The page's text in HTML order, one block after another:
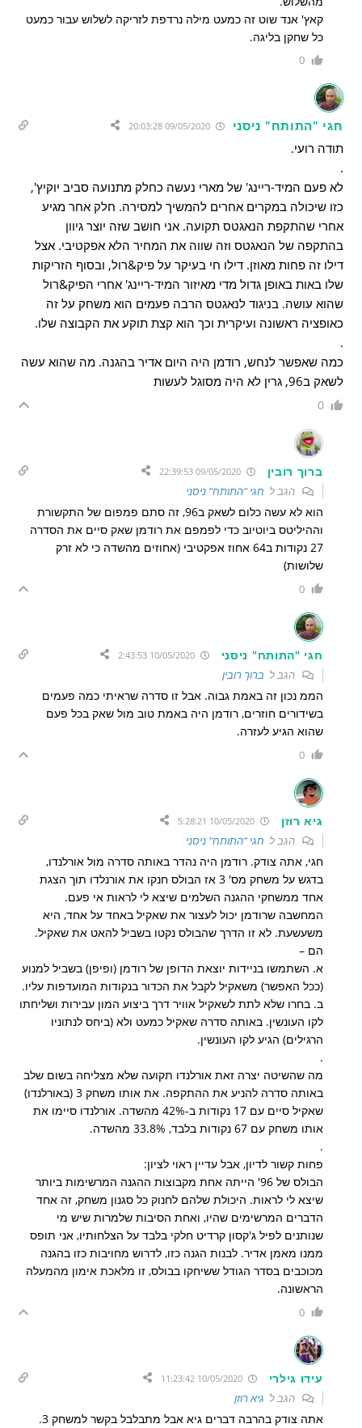
קאץ' אנד שוט זה כמעט מילה נרדפת לזריקה לשלוש עבור כמעט
כל שחקן בליגה.
0
חגי "התותח" ניסני 09/05/2020 20:03:28
תודה רועי.
.
לא פעם המיד-ריינג' של מארי נעשה כחלק מתנועה סביב יוקיץ',
כזו שיכולה במקרים אחרים להמשיך למסירה. חלק אחר מגיע
אחרי שהתקפת הנאגטס תקועה. אני חושב שזה יוצר גיוון
בהתקפה של הנאגטס וזה שווה את המחיר הלא אפקטיבי. אצל
דילו זה פחות מאוזן. דילו חי בעיקר על פיק&רול, ובסוף הזריקות
שלו באות באופן גדול מדי מאיזור המיד-ריינג' אחרי הפיק&רול
שהוא עושה. בניגוד לנאגטס הרבה פעמים הוא משחק על זה
כאופציה ראשונה ועיקרית וכך הוא קצת תוקע את הקבוצה שלו.
.
כמה שאפשר לנחש, רודמן היה היום אדיר בהגנה. מה שהוא עשה
לשאק ב96, גרין לא היה מסוגל לעשות
0
ברוך רובין 09/05/2020 22:39:53
הגב ל חגי "התותח" ניסני
הוא לא עשה כלום לשאק ב96, זה סתם פמפום של התקשורת
וההיליטס ביוטיוב כדי לפמפם את רודמן שאק סיים את הסדרה
27 נקודות ב64 אחוז אפקטיבי (אחוזים מהשדה כי לא זרק
שלושות)
0
חגי "התותח" ניסני 10/05/2020 2:43:53
הגב ל ברוך רובין
הממ נכון זה באמת גבוה. אבל זו סדרה שראיתי כמה פעמים
בשידורים חוזרים, רודמן היה באמת טוב מול שאק בכל פעם
שהוא הגיע לעזרה.
0
גיא רוזן 10/05/2020 5:28:21
הגב ל חגי "התותח" ניסני
חגי, אתה צודק. רודמן היה נהדר באותה סדרה מול אורלנדו,
בדגש על משחק מס' 3 אז הבולס חנקו את אורנלדו תוך הצגת
אחד ממשחקי ההגנה השלמים שיצא לי לראות אי פעם.
המחשבה שרודמן יכול לעצור את שאקיל באחד על אחד, היא
משעשעת. לא זו הדרך שהבולס נקטו בשביל להאט את שאקיל.
הם –
א. השתמשו בניידות יוצאת הדופן של רודמן (ופיפן) בשביל למנוע
(ככל האפשר) משאקיל לקבל את הכדור בנקודות המועדפות עליו.
ב. בחרו שלא לתת לשאקיל אוויר דרך ביצוע המון עבירות ושליחתו
לקו העונשין. באותה סדרה שאקיל כמעט ולא (ביחס לנתוניו
הרגילים) הגיע לקו העונשין.
.
מה שהשיטה יצרה זאת אורלנדו תקועה שלא מצליחה בשום שלב
באותה סדרה להניע את ההתקפה. את אותו משחק 3 (באורלנדו)
שאקיל סיים עם 17 נקודות ב-42% מהשדה. אורלנדו סיימו את
אותו משחק עם 67 נקודות בלבד, 33.8% מהשדה.
.
פחות קשור לדיון, אבל עדיין ראוי לציון:
הבולס של 96' הייתה אחת מקבוצות ההגנה המרשימות ביותר
שיצא לי לראות. היכולת שלהם לחנוק כל סגנון משחק, זה אחד
הדברים המרשימים שהיו, ואחת הסיבות שלמרות שיש מי
שנותנים לפיל ג'קסון קרדיט חלקי בלבד על הצלחותיו, אני תופס
ממנו מאמן אדיר. לבנות הגנה כזו, לדרוש מחויבות כזו בהגנה
מכוכבים בסדר הגודל ששיחקו בבולס, זו מלאכת אימון מהמעלה
הראשונה.
0
עידו גילרי 10/05/2020 11:23:42
הגב ל גיא רוזן
אתה צודק בהרבה דברים גיא אבל מתבלבל בקשר למשחק 3.